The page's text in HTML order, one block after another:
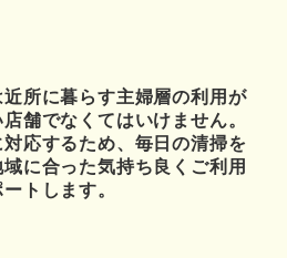
所に暮らす主婦層の利用が
舗でなくてはいけません。
応するため、毎日の清掃を
に合った気持ち良くご利用
トします。